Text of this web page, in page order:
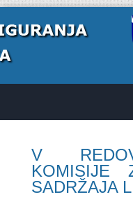
V
KOMISIJE
SADRŽAJA